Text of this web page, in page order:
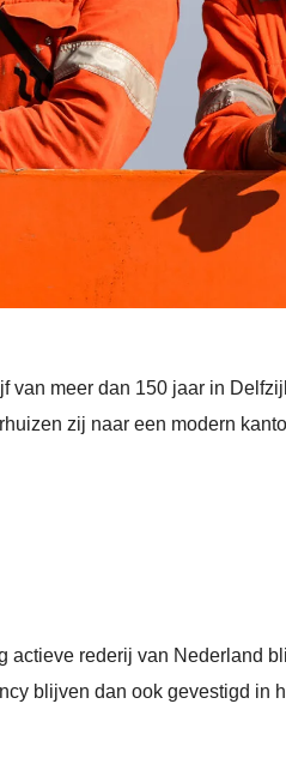
van meer dan 150 jaar in
zij naar een modern
actieve rederij van Nederland
blijven dan ook gevestigd in